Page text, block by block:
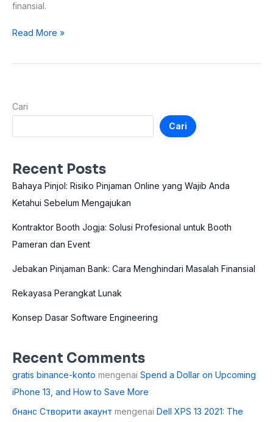
finansial.
Read More »
Cari
Cari
Recent Posts
Bahaya Pinjol: Risiko Pinjaman Online yang Wajib Anda
Ketahui Sebelum Mengajukan
Kontraktor Booth Jogja: Solusi Profesional untuk Booth
Pameran dan Event
Jebakan Pinjaman Bank: Cara Menghindari Masalah Finansial
Rekayasa Perangkat Lunak
Konsep Dasar Software Engineering
Recent Comments
gratis binance-konto mengenai Spend a Dollar on Upcoming
iPhone 13, and How to Save More
бнанс Створити акаунт mengenai Dell XPS 13 2021: The